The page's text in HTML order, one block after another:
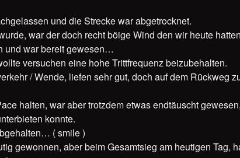
und die Strecke war abgetrocknet.
war der doch recht böige Wind den wir heute
und war bereit gewesen…
versuchen eine hohe Trittfrequenz beizubehalten.
/ Wende, liefen sehr gut, doch auf dem Rückweg
halten, war aber trotzdem etwas endtäuscht
konnte.
( smile )
gewonnen, aber beim Gesamtsieg am heutigen Tag,